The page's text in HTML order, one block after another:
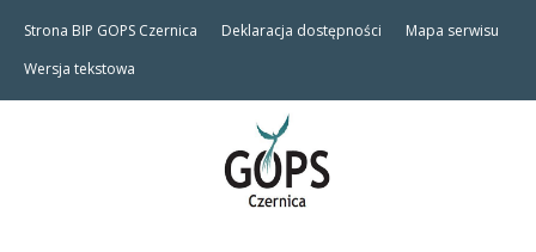
Strona BIP GOPS Czernica Deklaracja dostępności
Mapa serwisu
Wersja tekstowa